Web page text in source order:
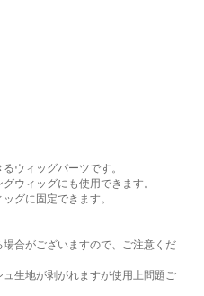
ウィッグパーツです。
ウィッグにも使用できます。
グに固定できます。
合がございますので、ご注意くだ
生地が剥がれますが使用上問題ご